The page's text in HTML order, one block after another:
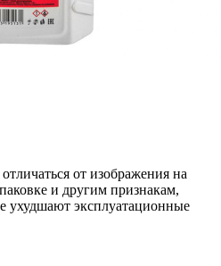
от изображения на
и другим признакам,
ухудшают эксплуатационные